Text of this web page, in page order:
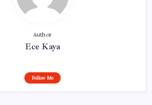
Author
Ece Kaya
Follow Me